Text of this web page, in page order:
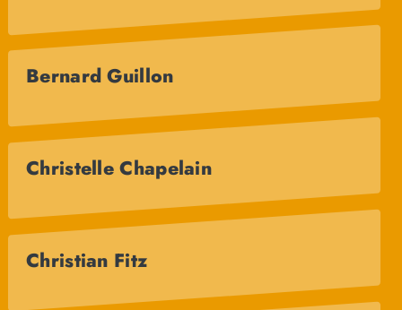
Bernard Guillon
Christelle Chapelain
Christian Fitz